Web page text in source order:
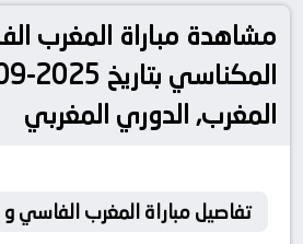
مشاهدة مباراة المغرب
المغرب, الدوري المغربي
تفاصيل مباراة المغرب الفاسي